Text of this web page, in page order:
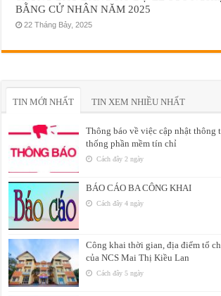
BẰNG CỬ NHÂN NĂM 2025
22 Tháng Bảy, 2025
TIN MỚI NHẤT TIN XEM NHIỀU NHẤT
Thông báo về việc cập nhật thông
thống phần mềm tín chỉ
Cách đây 2 ngày
BÁO CÁO BA CÔNG KHAI
Cách đây 4 ngày
Công khai thời gian, địa điểm tổ
của NCS Mai Thị Kiều Lan
Cách đây 5 ngày